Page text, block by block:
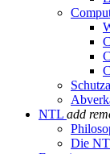
NTL add
Die